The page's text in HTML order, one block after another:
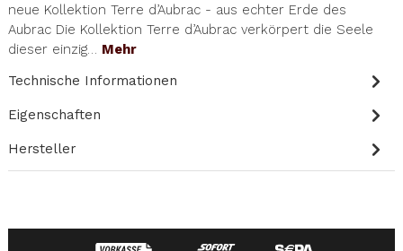
neue Kollektion Terre d’Aubrac - aus echter Erde des
Aubrac Die Kollektion Terre d’Aubrac verkörpert die Seele
dieser einzig… Mehr
Technische Informationen
Eigenschaften
Hersteller